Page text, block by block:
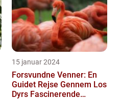
15 januar 2024
Forsvundne Venner: En
Guidet Rejse Gennem Los
Dyrs Fascinerende